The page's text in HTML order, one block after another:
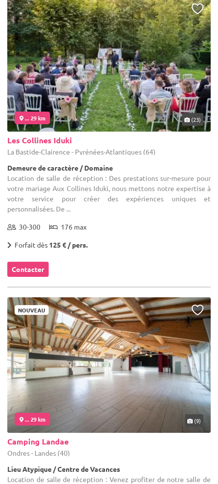
... 29 km (23)
Les Collines Iduki
La Bastide-Clairence - Pyrénées-Atlantiques (64)
Demeure de caractère / Domaine
Location de salle de réception : Des prestations sur-mesure pour
votre mariage Aux Collines Iduki, nous mettons notre expertise à
votre service pour créer des expériences uniques et
personnalisées. De ...
30-300 176 max
Forfait dès 125 € / pers.
Contacter
NOUVEAU
... 29 km (9)
Camping Landae
Ondres - Landes (40)
Lieu Atypique / Centre de Vacances
Location de salle de réception : Venez profiter de notre salle de